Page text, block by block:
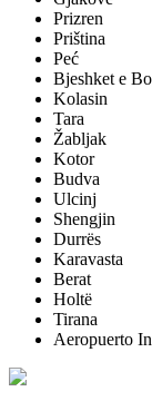
Prizren
Priština
Peć
Bjeshket e
Kolasin
Tara
Žabljak
Kotor
Budva
Ulcinj
Shengjin
Durrës
Karavasta
Berat
Holtë
Tirana
Aeropuerto